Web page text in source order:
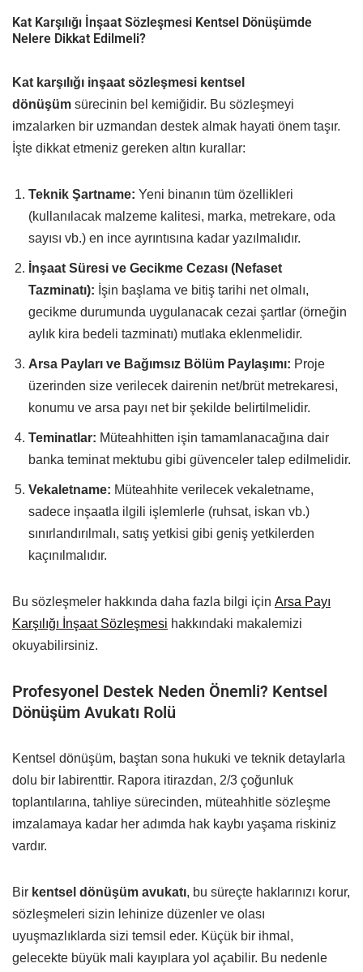
Kat Karşılığı İnşaat Sözleşmesi Kentsel Dönüşümde
Nelere Dikkat Edilmeli?
Kat karşılığı inşaat sözleşmesi kentsel
dönüşüm sürecinin bel kemiğidir. Bu sözleşmeyi
imzalarken bir uzmandan destek almak hayati önem taşır.
İşte dikkat etmeniz gereken altın kurallar:
Teknik Şartname: Yeni binanın tüm özellikleri
(kullanılacak malzeme kalitesi, marka, metrekare, oda
sayısı vb.) en ince ayrıntısına kadar yazılmalıdır.
İnşaat Süresi ve Gecikme Cezası (Nefaset
Tazminatı): İşin başlama ve bitiş tarihi net olmalı,
gecikme durumunda uygulanacak cezai şartlar (örneğin
aylık kira bedeli tazminatı) mutlaka eklenmelidir.
Arsa Payları ve Bağımsız Bölüm Paylaşımı: Proje
üzerinden size verilecek dairenin net/brüt metrekaresi,
konumu ve arsa payı net bir şekilde belirtilmelidir.
Teminatlar: Müteahhitten işin tamamlanacağına dair
banka teminat mektubu gibi güvenceler talep edilmelidir.
Vekaletname: Müteahhite verilecek vekaletname,
sadece inşaatla ilgili işlemlerle (ruhsat, iskan vb.)
sınırlandırılmalı, satış yetkisi gibi geniş yetkilerden
kaçınılmalıdır.
Bu sözleşmeler hakkında daha fazla bilgi için Arsa Payı
Karşılığı İnşaat Sözleşmesi hakkındaki makalemizi
okuyabilirsiniz.
Profesyonel Destek Neden Önemli? Kentsel
Dönüşüm Avukatı Rolü
Kentsel dönüşüm, baştan sona hukuki ve teknik detaylarla
dolu bir labirenttir. Rapora itirazdan, 2/3 çoğunluk
toplantılarına, tahliye sürecinden, müteahhitle sözleşme
imzalamaya kadar her adımda hak kaybı yaşama riskiniz
vardır.
Bir kentsel dönüşüm avukatı, bu süreçte haklarınızı korur,
sözleşmeleri sizin lehinize düzenler ve olası
uyuşmazlıklarda sizi temsil eder. Küçük bir ihmal,
gelecekte büyük mali kayıplara yol açabilir. Bu nedenle